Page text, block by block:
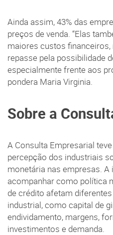
Ainda assim, 43% das
preços de venda. “Elas
maiores custos
repasse pela possibilidade
especialmente frente aos
pondera Maria Virginia.
Sobre a
A Consulta Empresarial
percepção dos industriais
monetária nas empresas. A
acompanhar como política
de crédito afetam
industrial, como capital de
endividamento, margens,
investimentos e demanda.